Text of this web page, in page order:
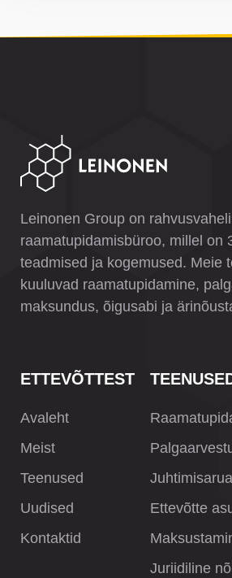
Leinonen Group on
raamatupidamisbüroo, millel on
teadmised ja kogemused. Meie
kuuluvad raamatupidamine,
maksundus, õigusabi ja
ETTEVÕTTEST
Avaleht
Meist
Teenused
Uudised
Kontaktid
Ettevõtte
Juriidiline